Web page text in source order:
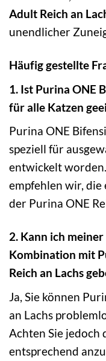
Adult Reich an
unendlicher
Häufig gestellte
1. Ist Purina ONE
für alle Katzen
Purina ONE
speziell für
entwickelt
empfehlen wir,
der Purina ONE
2. Kann ich
Kombination mit
Reich an Lachs
Ja, Sie können
an Lachs
Achten Sie jedoch
entsprechend